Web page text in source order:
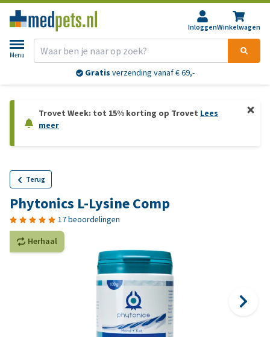
InloggenWinkelwagen
Menu
Gratis verzending vanaf € 69,-
Trovet Week: tot 15% korting op Trovet Lees
meer
Terug
Phytonics L-Lysine Comp
17 beoordelingen
Herhaal